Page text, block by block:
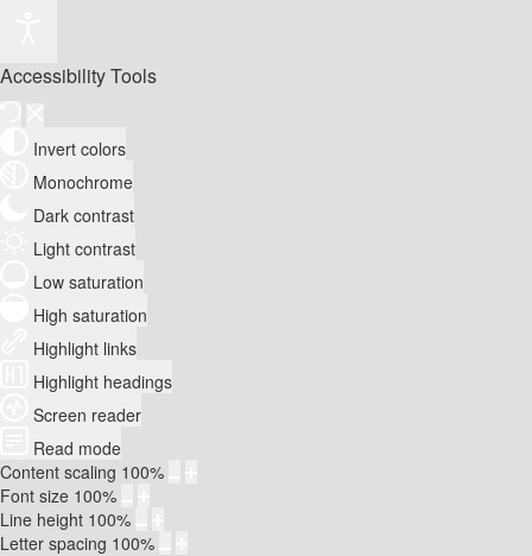
Accessibility Tools
Invert colors
Monochrome
Dark contrast
Light contrast
Low saturation
High saturation
Highlight links
Highlight headings
Screen reader
Read mode
Content scaling 100%
Font size 100%
Line height 100%
Letter spacing 100%